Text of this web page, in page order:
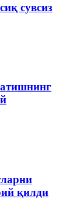
сувсиз
қилди